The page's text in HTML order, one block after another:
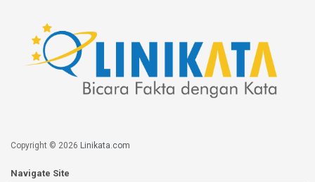
Copyright © 2026 Linikata.com
Navigate Site